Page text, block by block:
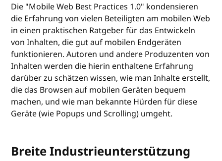
Die "Mobile Web Best Practices 1.0" kondensieren
die Erfahrung von vielen Beteiligten am mobilen Web
in einen praktischen Ratgeber für das Entwickeln
von Inhalten, die gut auf mobilen Endgeräten
funktionieren. Autoren und andere Produzenten von
Inhalten werden die hierin enthaltene Erfahrung
darüber zu schätzen wissen, wie man Inhalte erstellt,
die das Browsen auf mobilen Geräten bequem
machen, und wie man bekannte Hürden für diese
Geräte (wie Popups und Scrolling) umgeht.
Breite Industrieunterstützung